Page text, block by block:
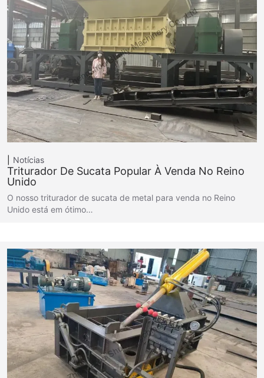
Notícias
Triturador De Sucata Popular À Venda No Reino
Unido
O nosso triturador de sucata de metal para venda no Reino
Unido está em ótimo…